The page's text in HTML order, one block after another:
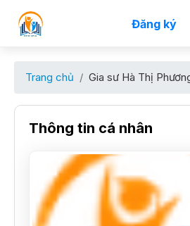
Đăng ký
Trang chủ Gia sư Hà Thị
Thông tin cá nhân